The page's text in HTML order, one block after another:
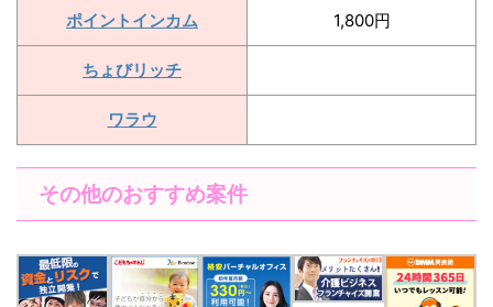
ポイントインカム 1,800円
ちょびリッチ
ワラウ
その他のおすすめ案件